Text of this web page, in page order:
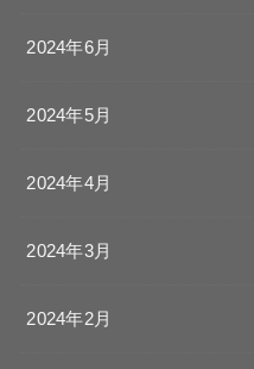
2024年6月
2024年5月
2024年4月
2024年3月
2024年2月